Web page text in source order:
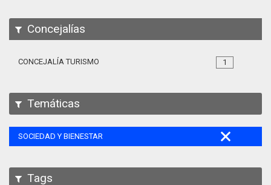
Concejalías
1
CONCEJALÍA TURISMO
Temáticas
SOCIEDAD Y BIENESTAR
Tags